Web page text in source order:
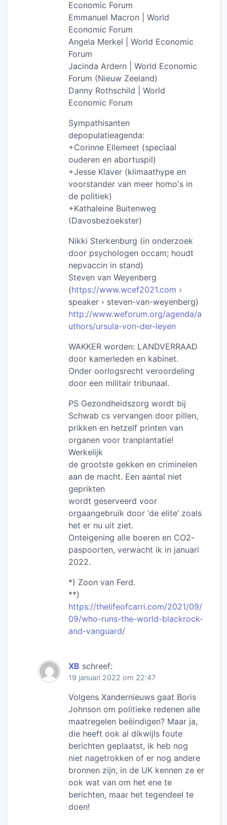
Economic Forum
Emmanuel Macron | World
Economic Forum
Angela Merkel | World Economic
Forum
Jacinda Ardern | World Economic
Forum (Nieuw Zeeland)
Danny Rothschild | World
Economic Forum
Sympathisanten
depopulatieagenda:
+Corinne Ellemeet (speciaal
ouderen en abortuspil)
+Jesse Klaver (klimaathype en
voorstander van meer homo's in
de politiek)
+Kathaleine Buitenweg
(Davosbezoekster)
Nikki Sterkenburg (in onderzoek
door psychologen occam; houdt
nepvaccin in stand)
Steven van Weyenberg
(https://www.wcef2021.com ›
speaker › steven-van-weyenberg)
http://www.weforum.org/agenda/a
uthors/ursula-von-der-leyen
WAKKER worden: LANDVERRAAD
door kamerleden en kabinet.
Onder oorlogsrecht veroordeling
door een militair tribunaal.
PS Gezondheidszorg wordt bij
Schwab cs vervangen door pillen,
prikken en hetzelf printen van
organen voor tranplantatie!
Werkelijk
de grootste gekken en criminelen
aan de macht. Een aantal niet
geprikten
wordt geserveerd voor
orgaangebruik door ‘de elite’ zoals
het er nu uit ziet.
Onteigening alle boeren en CO2-
paspoorten, verwacht ik in januari
2022.
*) Zoon van Ferd.
**)
https://thelifeofcarri.com/2021/09/
09/who-runs-the-world-blackrock-
and-vanguard/
XB schreef:
19 januari 2022 om 22:47
Volgens Xandernieuws gaat Boris
Johnson om politieke redenen alle
maatregelen beëindigen? Maar ja,
die heeft ook al dikwijls foute
berichten geplaatst, ik heb nog
niet nagetrokken of er nog andere
bronnen zijn, in de UK kennen ze er
ook wat van om het ene te
berichten, maar het tegendeel te
doen!